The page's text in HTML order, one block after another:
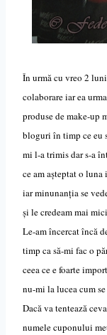
În urmă cu vreo 2
colaborare iar ea
produse de make-up
bloguri în timp ce eu
mi l-a trimis dar s-a
ce am așteptat o
iar minunanția se
și le credeam mai
Le-am încercat încă
timp ca să-mi fac o
ceea ce e foarte
nu-mi la lucea cum
Dacă va tentează
numele cuponului